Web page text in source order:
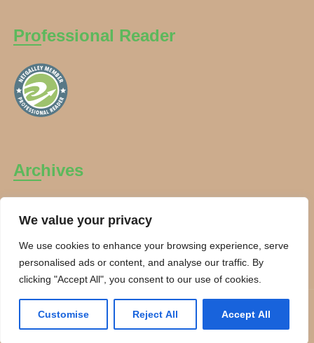
We value your privacy
We use cookies to enhance your browsing experience, serve
personalised ads or content, and analyse our traffic. By
clicking "Accept All", you consent to our use of cookies.
Customise Reject All Accept All
Professional Reader
Archives